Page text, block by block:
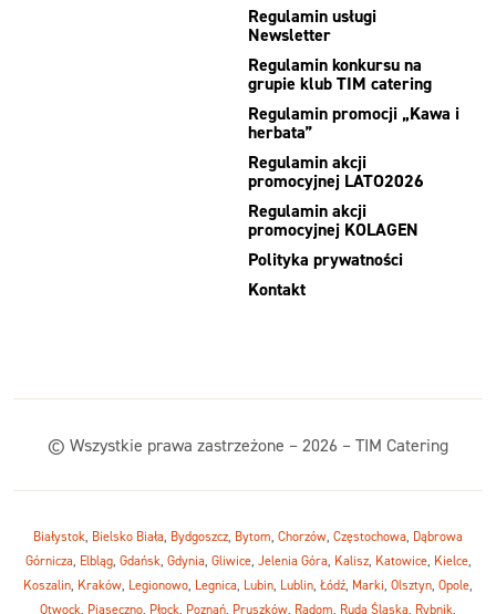
Regulamin usługi
Newsletter
Regulamin konkursu na
grupie klub TIM catering
Regulamin promocji „Kawa i
herbata”
Regulamin akcji
promocyjnej LATO2026
Regulamin akcji
promocyjnej KOLAGEN
Polityka prywatności
Kontakt
© Wszystkie prawa zastrzeżone – 2026 – TIM Catering
Białystok, Bielsko Biała, Bydgoszcz, Bytom, Chorzów, Częstochowa, Dąbrowa
Górnicza, Elbląg, Gdańsk, Gdynia, Gliwice, Jelenia Góra, Kalisz, Katowice, Kielce,
Koszalin, Kraków, Legionowo, Legnica, Lubin, Lublin, Łódź, Marki, Olsztyn, Opole,
Otwock, Piaseczno, Płock, Poznań, Pruszków, Radom, Ruda Śląska, Rybnik,